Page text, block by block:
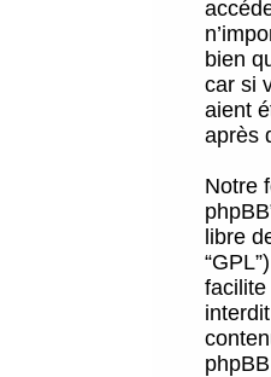
bien
car si
aient
après
Notre
libre